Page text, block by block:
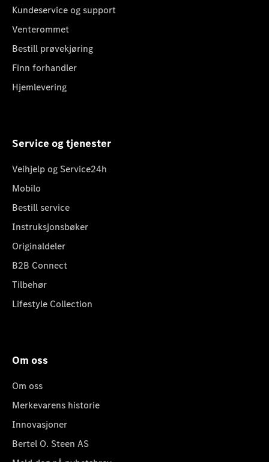
Kundeservice og support
Venterommet
Bestill prøvekjøring
Finn forhandler
Hjemlevering
Service og tjenester
Veihjelp og Service24h
Mobilo
Bestill service
Instruksjonsbøker
Originaldeler
B2B Connect
Tilbehør
Lifestyle Collection
Om oss
Om oss
Merkevarens historie
Innovasjoner
Bertel O. Steen AS